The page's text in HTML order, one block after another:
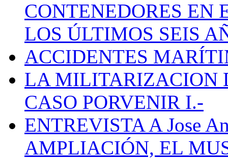
CONTENEDORES EN
LOS ÚLTIMOS SEIS
ACCIDENTES
LA MILITARIZACION
CASO PORVENIR I.-
ENTREVISTA A Jose
AMPLIACIÓN, EL